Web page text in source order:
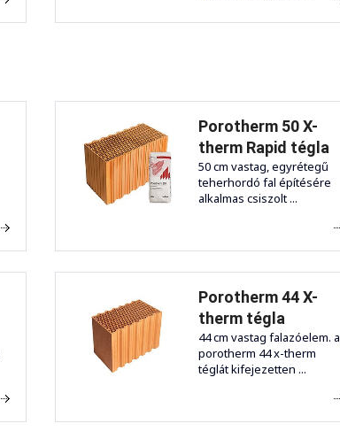
Porotherm 50 X-
therm Rapid tégla
50 cm vastag, egyrétegű
teherhordó fal építésére
alkalmas csiszolt ...
Porotherm 44 X-
therm tégla
44 cm vastag falazóelem. a
porotherm 44 x-therm
téglát kifejezetten ...